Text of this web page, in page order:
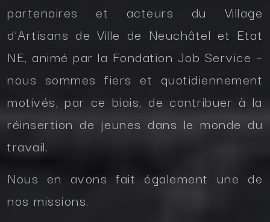
partenaires et acteurs du Village
d’Artisans de Ville de Neuchâtel et Etat
NE, animé par la Fondation Job Service –
nous sommes fiers et quotidiennement
motivés, par ce biais, de contribuer à la
réinsertion de jeunes dans le monde du
travail.
Nous en avons fait également une de
nos missions.